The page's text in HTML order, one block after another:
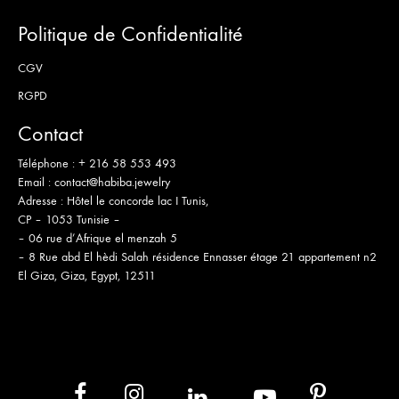
Politique de Confidentialité
CGV
RGPD
Contact
Téléphone : + 216 58 553 493
Email : contact@habiba.jewelry
Adresse : Hôtel le concorde lac I Tunis,
CP – 1053 Tunisie –
– 06 rue d’Afrique el menzah 5
– 8 Rue abd El hèdi Salah résidence Ennasser étage 21 appartement n2
El Giza, Giza, Egypt, 12511